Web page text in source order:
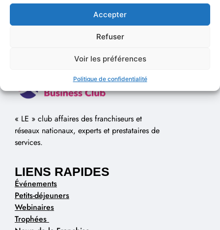
Accepter
Refuser
Voir les préférences
Politique de confidentialité
« LE » club affaires des franchiseurs et
réseaux nationaux, experts et prestataires de
services.
LIENS RAPIDES
Événements
Petits-déjeuners
Webinaires
Trophées